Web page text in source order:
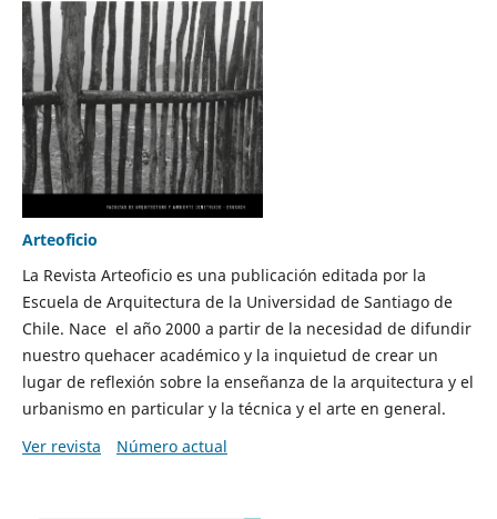
Arteoficio
La Revista Arteoficio es una publicación editada por la
Escuela de Arquitectura de la Universidad de Santiago de
Chile. Nace el año 2000 a partir de la necesidad de difundir
nuestro quehacer académico y la inquietud de crear un
lugar de reflexión sobre la enseñanza de la arquitectura y el
urbanismo en particular y la técnica y el arte en general.
Ver revista
Número actual